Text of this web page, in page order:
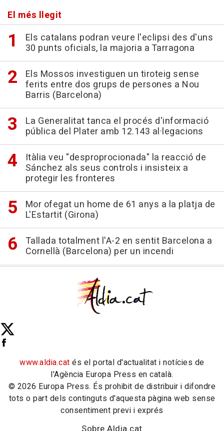
El més llegit
Els catalans podran veure l'eclipsi des d'uns
30 punts oficials, la majoria a Tarragona
Els Mossos investiguen un tiroteig sense
ferits entre dos grups de persones a Nou
Barris (Barcelona)
La Generalitat tanca el procés d'informació
pública del Plater amb 12.143 al·legacions
Itàlia veu "desproprocionada" la reacció de
Sánchez als seus controls i insisteix a
protegir les fronteres
Mor ofegat un home de 61 anys a la platja de
L'Estartit (Girona)
Tallada totalment l'A-2 en sentit Barcelona a
Cornellà (Barcelona) per un incendi
www.aldia.cat és el portal d'actualitat i notícies de
l'Agència Europa Press en català.
© 2026 Europa Press. És prohibit de distribuir i difondre
tots o part dels continguts d'aquesta pàgina web sense
consentiment previ i exprés